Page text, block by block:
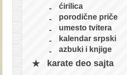
ćirilica
porodične priče
umesto tvitera
kalendar srpski
azbuki i knjige
karate deo sajta